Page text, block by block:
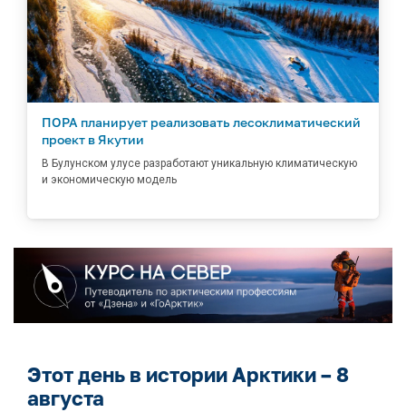
ПОРА планирует реализовать лесоклиматический
проект в Якутии
В Булунском улусе разработают уникальную климатическую
и экономическую модель
Этот день в истории Арктики – 8
августа